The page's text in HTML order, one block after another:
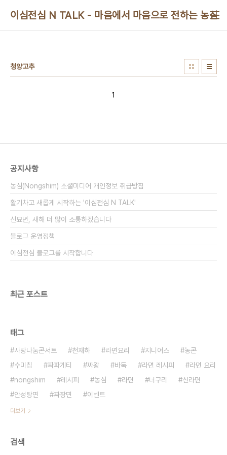
이심전심 N TALK - 마음에서 마음으로 전하는 농심
청양고추
1
공지사항
농심(Nongshim) 소셜미디어 개인정보 취급방침
활기차고 새롭게 시작하는 '이심전심 N TALK'
신묘년, 새해 더 많이 소통하겠습니다
블로그 운영정책
이심전심 블로그를 시작합니다
최근 포스트
태그
사랑나눔콘서트 천재하 라면요리 지니어스
농콘
수미칩
짜파게티 짜왕 바둑 라면 레시피
라면 요리
nongshim
레시피 농심 라면 너구리
신라면
안성탕면
짜장면 이벤트
더보기
검색